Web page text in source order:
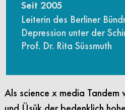
Seit 2005
Leiterin des Berliner
Depression unter der
Prof. Dr. Rita Süssmuth
Als science x media Tandem